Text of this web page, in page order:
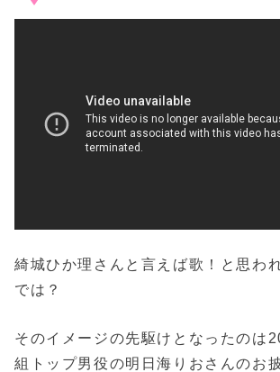
綺城ひか理さんと言えば歌！と思わ
では？
そのイメージの先駆けとなったのは
組トップ男役の明日海りおさんのお